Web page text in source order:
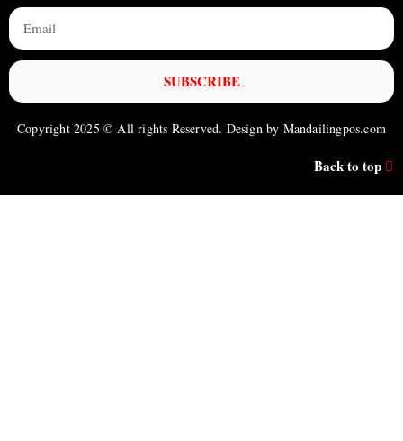
SUBSCRIBE
Copyright 2025 © All rights Reserved. Design by Mandailingpos.com
Back to top